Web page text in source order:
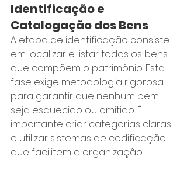
Identificação e
Catalogação dos Bens
A etapa de identificação consiste
em localizar e listar todos os bens
que compõem o patrimônio. Esta
fase exige metodologia rigorosa
para garantir que nenhum bem
seja esquecido ou omitido. É
importante criar categorias claras
e utilizar sistemas de codificação
que facilitem a organização.